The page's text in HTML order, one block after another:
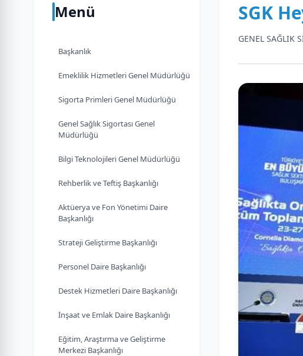
Menü
Başkanlık
Emeklilik Hizmetleri Genel Müdürlüğü
Sigorta Primleri Genel Müdürlüğü
Genel Sağlık Sigortası Genel
Müdürlüğü
Bilgi Teknolojileri Genel Müdürlüğü
Rehberlik ve Teftiş Başkanlığı
Aktüerya ve Fon Yönetimi Daire
Başkanlığı
Strateji Geliştirme Başkanlığı
Personel Daire Başkanlığı
Destek Hizmetleri Daire Başkanlığı
İnşaat ve Emlak Daire Başkanlığı
Eğitim, Araştırma ve Geliştirme
Merkezi Başkanlığı
SGK
GENEL SAĞLIK